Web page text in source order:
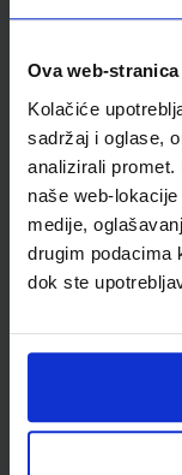
Ova web-
Kolačiće
sadržaj i oglase,
analizirali
naše web-
medije,
drugim podacima
dok ste
drugom razredu
Autor(i): Maja
Nakladnik:ŠKOLSKA
7047-DOM2
SKU:567069
ŠIFRA OMOTA:
Udžbenik
drugome
Autor(i):Ante Vetma